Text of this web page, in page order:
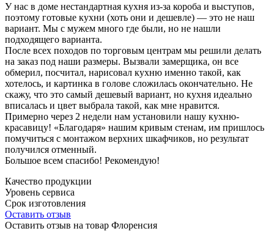
У нас в доме нестандартная кухня из-за короба и выступов,
поэтому готовые кухни (хоть они и дешевле) — это не наш
вариант. Мы с мужем много где были, но не нашли
подходящего варианта.
После всех походов по торговым центрам мы решили делать
на заказ под наши размеры. Вызвали замерщика, он все
обмерил, посчитал, нарисовал кухню именно такой, как
хотелось, и картинка в голове сложилась окончательно. Не
скажу, что это самый дешевый вариант, но кухня идеально
вписалась и цвет выбрала такой, как мне нравится.
Примерно через 2 недели нам установили нашу кухню-
красавицу! «Благодаря» нашим кривым стенам, им пришлось
помучиться с монтажом верхних шкафчиков, но результат
получился отменный.
Большое всем спасибо! Рекомендую!
Качество продукции
Уровень сервиса
Срок изготовления
Оставить отзыв
Оставить отзыв на товар Флоренсия